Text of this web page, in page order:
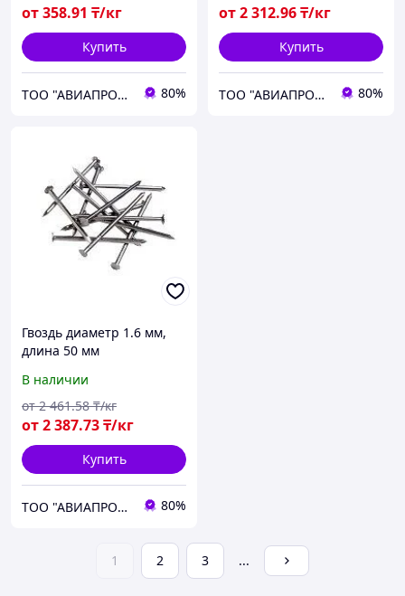
от358.91 ₸/кг
Купить
ТОО "АВИАПРОМСТАЛЬ" 80%
от2 312.96₸/кг
Купить
ТОО "АВИАПРОМСТАЛЬ" 80%
Гвоздь диаметр 1.6 мм,
длина 50 мм
В наличии
от2 387.73₸/кг
от 2 461.58 ₸/кг
Купить
ТОО "АВИАПРОМСТАЛЬ" 80%
1 2 3 ...